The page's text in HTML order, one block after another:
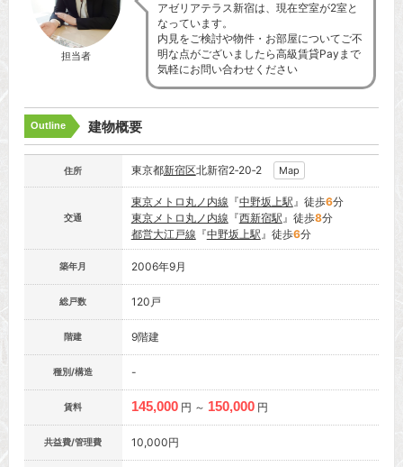
担当者
アゼリアテラス新宿は、現在空室が2室と
なっています。
内見をご検討や物件・お部屋についてご不
明な点がございましたら高級賃貸Payまで
気軽にお問い合わせください
Outline 建物概要
住所 東京都新宿区北新宿2‐20‐2 Map
交通
東京メトロ丸ノ内線 『中野坂上駅』徒歩6分
東京メトロ丸ノ内線 『西新宿駅』徒歩8分
都営大江戸線 『中野坂上駅』徒歩6分
築年月 2006年9月
総戸数 120戸
階建 9階建
種別/構造 -
賃料 145,000 円 ～ 150,000 円
共益費/管理費 10,000円